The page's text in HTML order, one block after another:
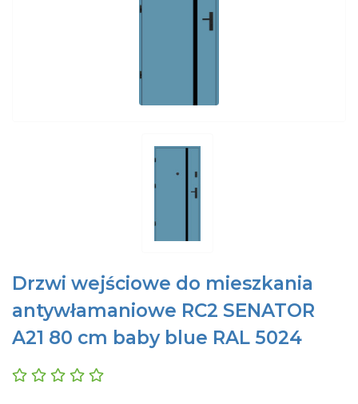
Drzwi wejściowe do mieszkania
antywłamaniowe RC2 SENATOR
A21 80 cm baby blue RAL 5024